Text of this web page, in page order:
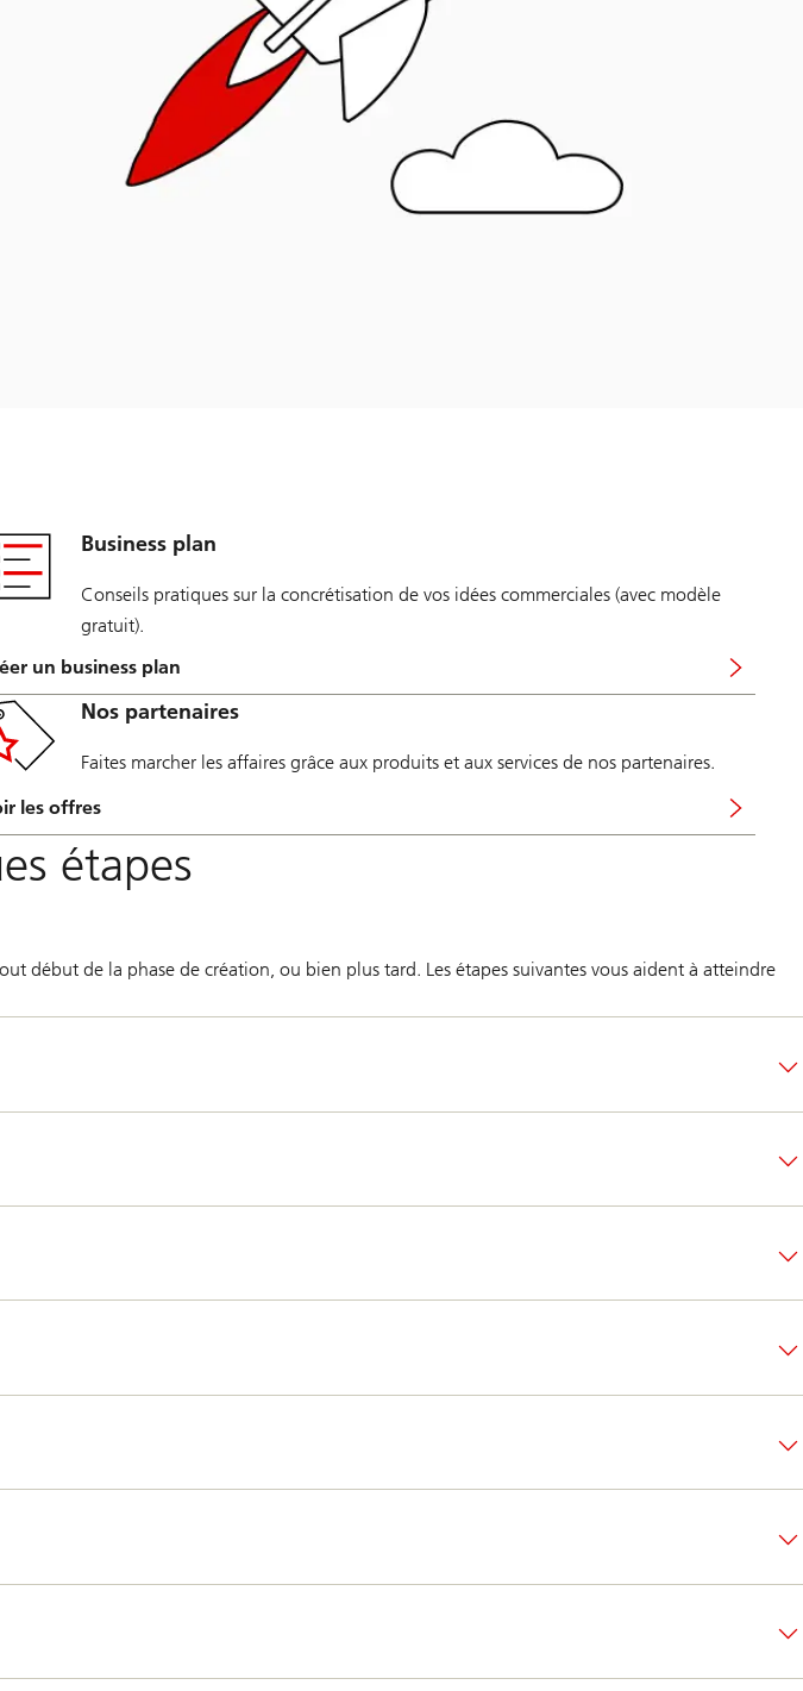
Business plan
Conseils pratiques sur la concrétisation de vos idées commerciales (avec modèle
gratuit).
un business plan
Nos partenaires
Faites marcher les affaires grâce aux produits et aux services de nos partenaires.
les offres
étapes
début de la phase de création, ou bien plus tard. Les étapes suivantes vous aident à atteindre